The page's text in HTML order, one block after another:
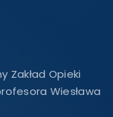
Zakład Opieki
Wiesława